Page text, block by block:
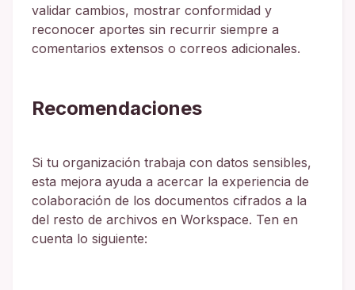
validar cambios, mostrar conformidad y
reconocer aportes sin recurrir siempre a
comentarios extensos o correos adicionales.
Recomendaciones
Si tu organización trabaja con datos sensibles,
esta mejora ayuda a acercar la experiencia de
colaboración de los documentos cifrados a la
del resto de archivos en Workspace. Ten en
cuenta lo siguiente: